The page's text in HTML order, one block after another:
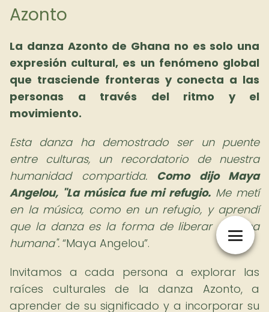
Azonto
La danza Azonto de Ghana no es solo una
expresión cultural, es un fenómeno global
que trasciende fronteras y conecta a las
personas a través del ritmo y el
movimiento.
Esta danza ha demostrado ser un puente
entre culturas, un recordatorio de nuestra
humanidad compartida. Como dijo Maya
Angelou, "La música fue mi refugio. Me metí
en la música, como en un refugio, y aprendí
que la danza es la forma de liberar el alma
humana". Maya Angelou .
Invitamos a cada persona a explorar las
raíces culturales de la danza Azonto, a
aprender de su significado y a incorporar su